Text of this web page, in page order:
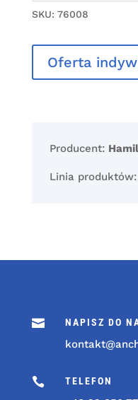
SKU: 76008
Oferta
Producent:
Linia produktów:
 NAPISZ DO
 TELEFON